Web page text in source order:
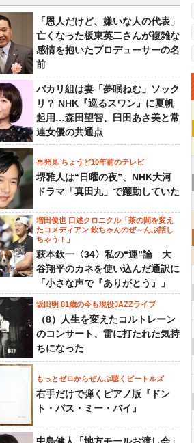
「恩人だけど、嫌いな人の代表」
亡くなった板東英二さんが複雑な
感情を抱いたプロデューサーの名
前
バカリ組は妻「夢眠ねむ」ソック
リ？ NHK『巡るスワン』に夏帆
起用…森田望智、臼田あさ美と常
連女優の共通点
再発見 ちょうど10年前のテレビ
堺雅人は“日曜の夜”、NHK大河
ドラマ「真田丸」で躍動していた
増田俊也 口述クロニクル「茶の間を変え
たコメディアン 欽ちゃんのぜ～んぶ話し
ちゃう！」
萩本欽一〈34〉私の“運”論 大
谷翔平のカネを使い込んだ通訳に
「小さな声で『ありがとう』」
坂田明 81歳の今も現役JAZZライブ
（8）人生を変えたコルトレーン
のコンサート、雷に打たれた気持
ちになった
もっとゼロからぜんぶ聴くビートルズ
右手だけで弾くピアノ版『ドン
ト・パス・ミー・バイ』